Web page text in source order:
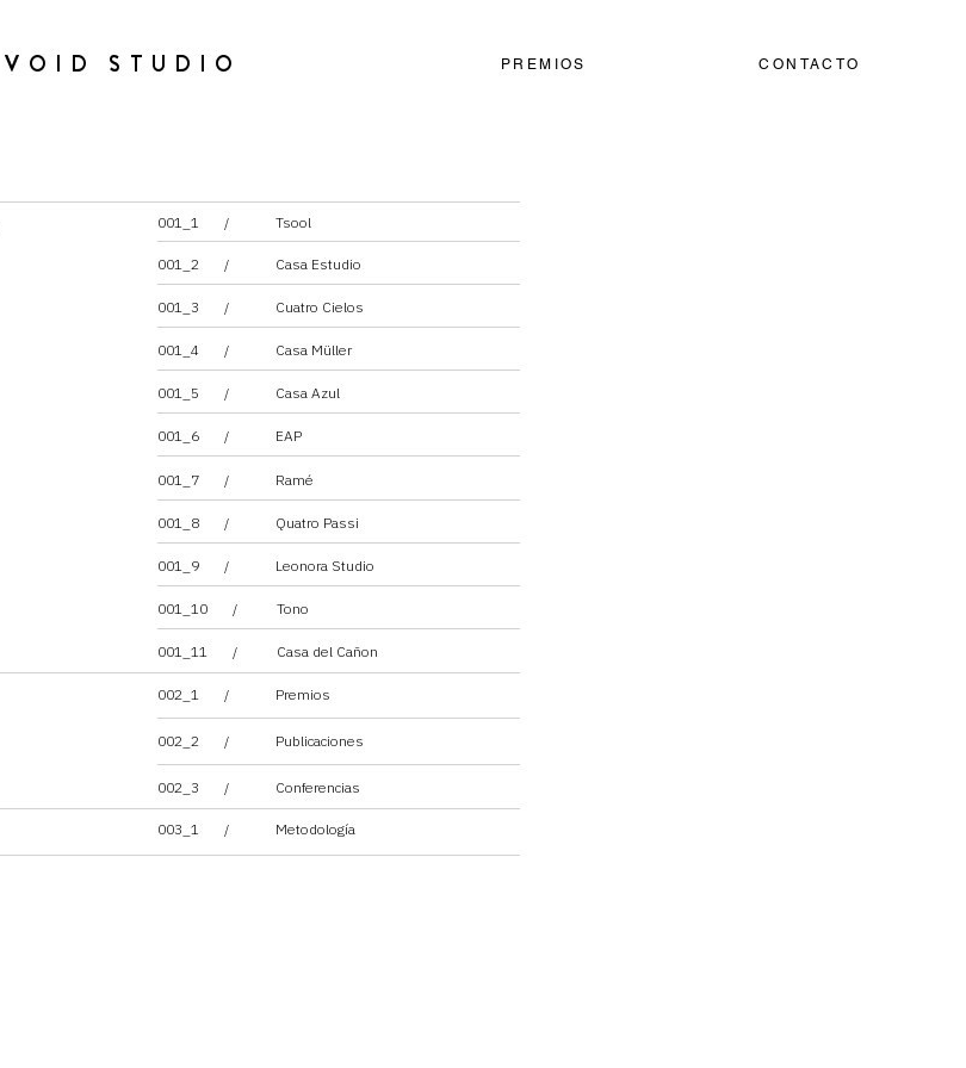
VOID STUDIO PREMIOS CONTACTO
001_1 / Tsool
001_2 / Casa Estudio
001_3 / Cuatro Cielos
001_4 / Casa Müller
001_5 / Casa Azul
001_6 / EAP
001_7 / Ramé
001_8 / Quatro Passi
001_9 / Leonora Studio
001_10 / Tono
001_11 / Casa del Cañon
002_1 / Premios
002_2 / Publicaciones
002_3 / Conferencias
003_1 / Metodología